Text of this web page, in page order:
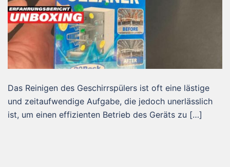
Das Reinigen des Geschirrspülers ist oft eine lästige
und zeitaufwendige Aufgabe, die jedoch unerlässlich
ist, um einen effizienten Betrieb des Geräts zu […]